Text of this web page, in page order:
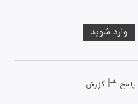
وارد شوید
پاسخ گزارش